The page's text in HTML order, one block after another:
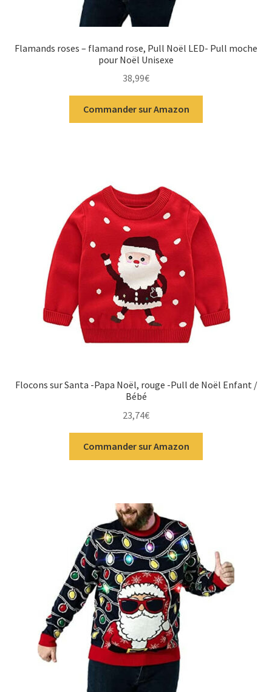
Flamands roses – flamand rose, Pull Noël LED- Pull moche
pour Noël Unisexe
38,99€
Commander sur Amazon
Flocons sur Santa -Papa Noël, rouge -Pull de Noël Enfant /
Bébé
23,74€
Commander sur Amazon